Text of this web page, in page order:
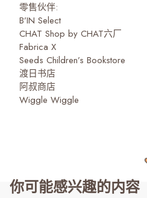
零售伙伴:
B’IN Select
CHAT Shop by CHAT六厂
Fabrica X
Seeds Children’s Bookstore
渡日书店
阿叔商店
Wiggle Wiggle
你可能感兴趣的内容